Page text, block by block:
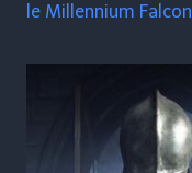
le Millennium Falcon